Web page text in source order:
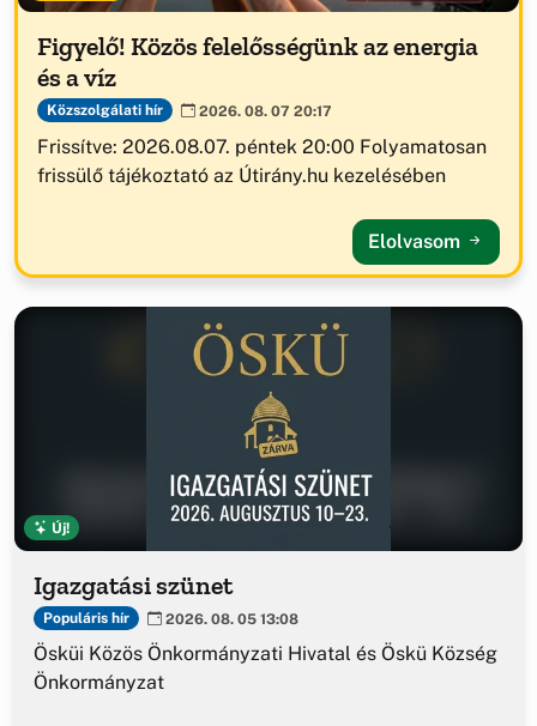
Figyelő! Közös felelősségünk az energia
és a víz
Közszolgálati hír 2026. 08. 07 20:17
Frissítve: 2026.08.07. péntek 20:00 Folyamatosan
frissülő tájékoztató az Útirány.hu kezelésében
Elolvasom
Új!
Igazgatási szünet
Populáris hír 2026. 08. 05 13:08
Ösküi Közös Önkormányzati Hivatal és Öskü Község
Önkormányzat